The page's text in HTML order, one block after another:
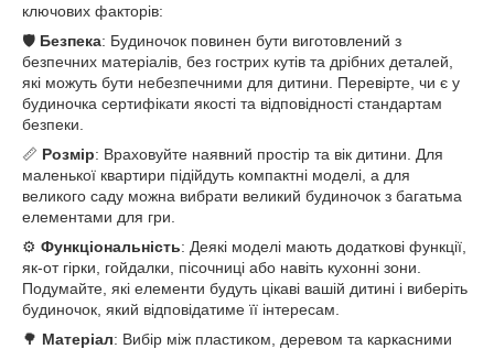
ключових факторів:
🛡️ Безпека: Будиночок повинен бути виготовлений з
безпечних матеріалів, без гострих кутів та дрібних деталей,
які можуть бути небезпечними для дитини. Перевірте, чи є у
будиночка сертифікати якості та відповідності стандартам
безпеки.
📏 Розмір: Враховуйте наявний простір та вік дитини. Для
маленької квартири підійдуть компактні моделі, а для
великого саду можна вибрати великий будиночок з багатьма
елементами для гри.
⚙️ Функціональність: Деякі моделі мають додаткові функції,
як-от гірки, гойдалки, пісочниці або навіть кухонні зони.
Подумайте, які елементи будуть цікаві вашій дитині і виберіть
будиночок, який відповідатиме її інтересам.
🌳 Матеріал: Вибір між пластиком, деревом та каркасними